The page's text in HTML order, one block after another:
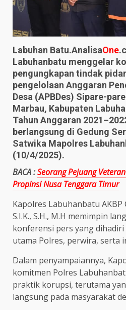
Labuhan Batu.AnalisaOne
Labuhanbatu menggelar
pengungkapan tindak
pengelolaan Anggaran
Desa (APBDes) Sipare-
Marbau, Kabupaten
Tahun Anggaran
berlangsung di Gedung
Satwika Mapolres
(10/4/2025).
BACA :Seorang Pejuang
Propinsi Nusa Tenggara Timur
Kapolres Labuhanbatu AKBP
S.I.K., S.H., M.H memimpin
konferensi pers yang
utama Polres, perwira, serta
Dalam penyampaiannya,
komitmen Polres
praktik korupsi, terutama
langsung pada masyarakat